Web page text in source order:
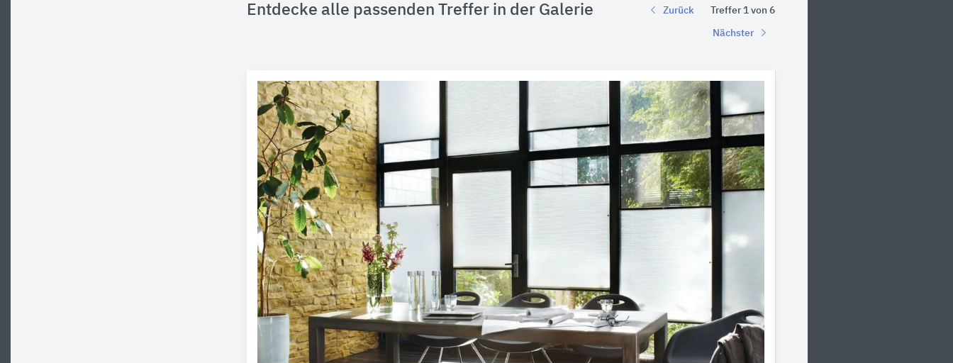
Entdecke alle passenden Treffer in der Galerie Zurück Treffer 1 von 6
Nächster